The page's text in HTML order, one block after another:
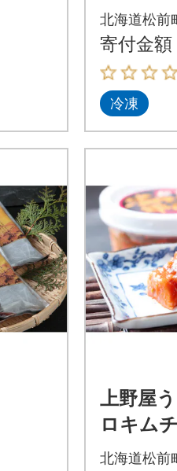
北海道松前
寄付金額
冷凍
上野屋
ロキム
北海道松前